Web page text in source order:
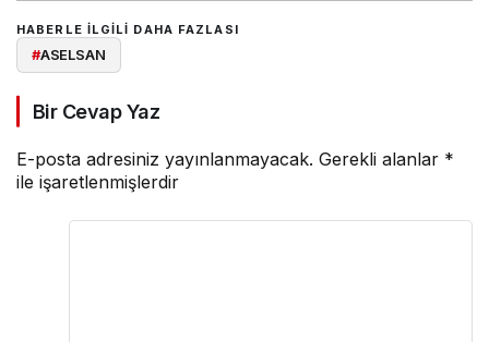
HABERLE ILGILI DAHA FAZLASI
#ASELSAN
Bir Cevap Yaz
E-posta adresiniz yayınlanmayacak. Gerekli alanlar *
ile işaretlenmişlerdir